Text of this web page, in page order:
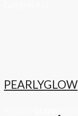
PEARLYGLOW